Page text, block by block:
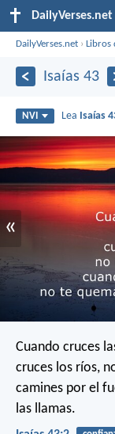
DailyVerses.net
DailyVerses.net ›Libros
Isaías 43
NVI Lea Isaías
«
Cuando cruces
cruces los ríos,
camines por el
las llamas.